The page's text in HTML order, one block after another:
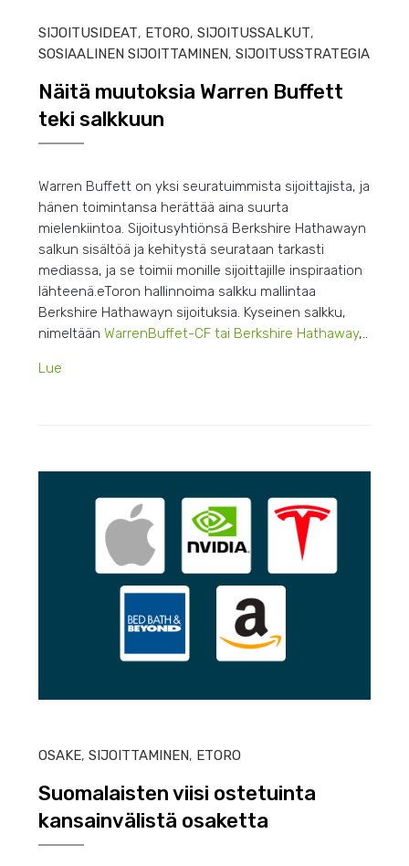
SIJOITUSIDEAT, ETORO,SIJOITUSSALKUT,
SOSIAALINEN SIJOITTAMINEN,SIJOITUSSTRATEGIA
Näitä muutoksia Warren Buffett
teki salkkuun
Warren Buffett on yksi seuratuimmista sijoittajista, ja
hänen toimintansa herättää aina suurta
mielenkiintoa. Sijoitusyhtiönsä Berkshire Hathawayn
salkun sisältöä ja kehitystä seurataan tarkasti
mediassa, ja se toimii monille sijoittajille inspiraation
lähteenä.eToron hallinnoima salkku mallintaa
Berkshire Hathawayn sijoituksia. Kyseinen salkku,
nimeltäänWarrenBuffet-CF tai Berkshire Hathaway,..
Lue
OSAKE,SIJOITTAMINEN, ETORO
Suomalaisten viisi ostetuinta
kansainvälistä osaketta